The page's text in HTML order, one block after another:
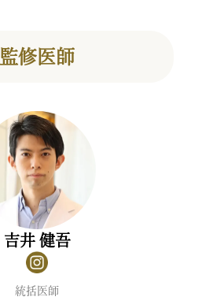
監修医師
吉井 健吾
統括医師